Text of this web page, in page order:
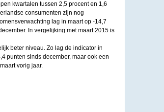
kwartalen tussen 2,5 procent en 1,6
consumenten zijn nog
lag in maart op -14,7
In vergelijking met maart 2015 is
beter niveau. Zo lag de indicator in
punten sinds december, maar ook een
vorig jaar.